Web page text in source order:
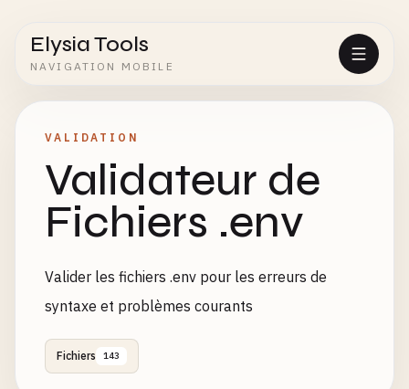
Elysia Tools
NAVIGATION MOBILE
VALIDATION
Validateur de
Fichiers .env
Valider les fichiers .env pour les erreurs de
syntaxe et problèmes courants
Fichiers 143